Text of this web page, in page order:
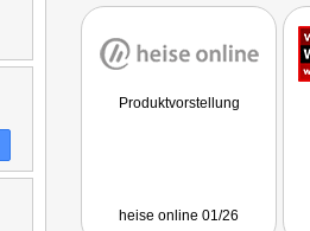
Produktvorstellung
heise online 01/26